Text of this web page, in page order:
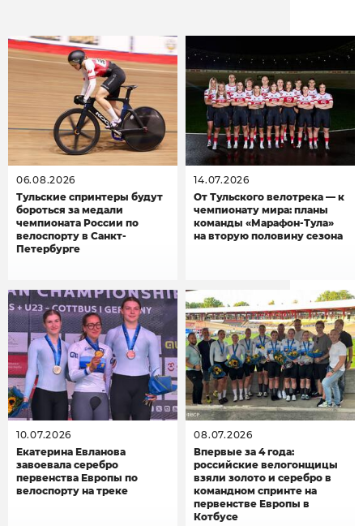
06.08.2026
Тульские спринтеры будут
бороться за медали
чемпионата России по
велоспорту в Санкт-
Петербурге
14.07.2026
От Тульского велотрека — к
чемпионату мира: планы
команды «Марафон-Тула»
на вторую половину сезона
10.07.2026
Екатерина Евланова
завоевала серебро
первенства Европы по
велоспорту на треке
08.07.2026
Впервые за 4 года:
российские велогонщицы
взяли золото и серебро в
командном спринте на
первенстве Европы в
Котбусе